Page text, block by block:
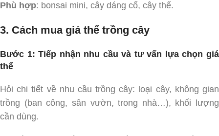
Phù hợp: bonsai mini, cây dáng cổ, cây thế.
3. Cách mua giá thể trồng cây
Bước 1: Tiếp nhận nhu cầu và tư vấn lựa chọn giá
thể
Hỏi chi tiết về nhu cầu trồng cây: loại cây, không gian
trồng (ban công, sân vườn, trong nhà…), khối lượng
cần dùng.